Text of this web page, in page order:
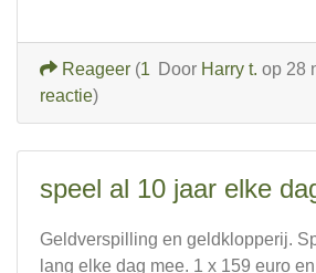
Door Harry t. op 28
Reageer (1
reactie)
speel al 10 jaar elke
Geldverspilling en geldklopperij.
lang elke dag mee. 1 x 159 euro